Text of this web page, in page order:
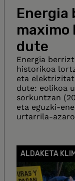
dute
Energia
historikoa
eta
dute: eolikoa
sorkuntzan
eta eguzki-
urtarrila-
ALDAKETA